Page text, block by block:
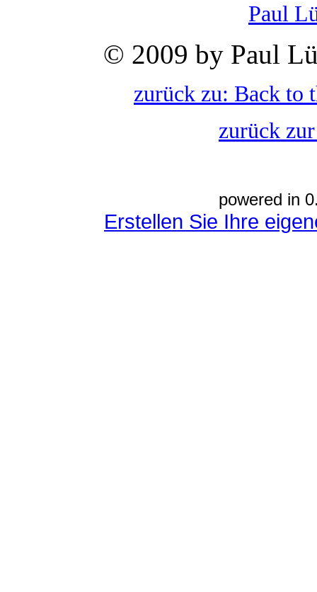
Paul
© 2009 by Paul
zurück zu: Back to
zurück
powered in
Erstellen Sie Ihre